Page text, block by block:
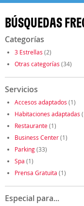
BÚSQUEDAS
Categorías
3 Estrellas (2)
Otras categorías (34)
Servicios
Accesos adaptados (1)
Habitaciones adaptadas
Restaurante(1)
Business Center(1)
Parking(33)
Spa (1)
Prensa Gratuita (1)
Especial para...